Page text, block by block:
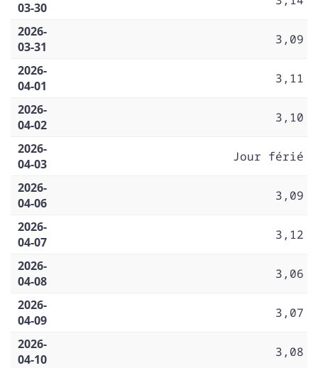
03-30
2026-
03-31
3,09
2026-
04-01
3,11
2026-
04-02
3,10
2026-
04-03
Jour férié
2026-
04-06
3,09
2026-
04-07
3,12
2026-
04-08
3,06
2026-
04-09
3,07
2026-
04-10
3,08